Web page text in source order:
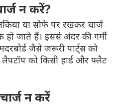
न करें?
या सोफे पर रखकर चार्ज
जाते हैं। इससे अंदर की गर्मी
जैसे जरूरी पार्ट्स को
को किसी हार्ड और फ्लैट
न करें